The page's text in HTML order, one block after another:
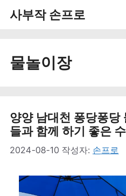
사부작 손프로
물놀이장
양양 남대천 퐁당퐁당
들과 함께 하기 좋은
2024-08-10 작성자: 손프로